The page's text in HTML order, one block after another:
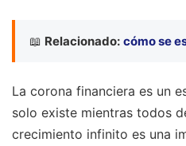
📖 Relacionado: cómo se
La corona financiera es un
solo existe mientras todos
crecimiento infinito es una